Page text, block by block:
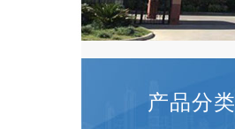
产品分类